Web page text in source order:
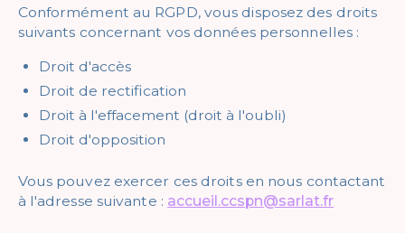
Conformément au RGPD, vous disposez des droits
suivants concernant vos données personnelles :
Droit d'accès
Droit de rectification
Droit à l'effacement (droit à l'oubli)
Droit d'opposition
Vous pouvez exercer ces droits en nous contactant
à l'adresse suivante : accueil.ccspn@sarlat.fr